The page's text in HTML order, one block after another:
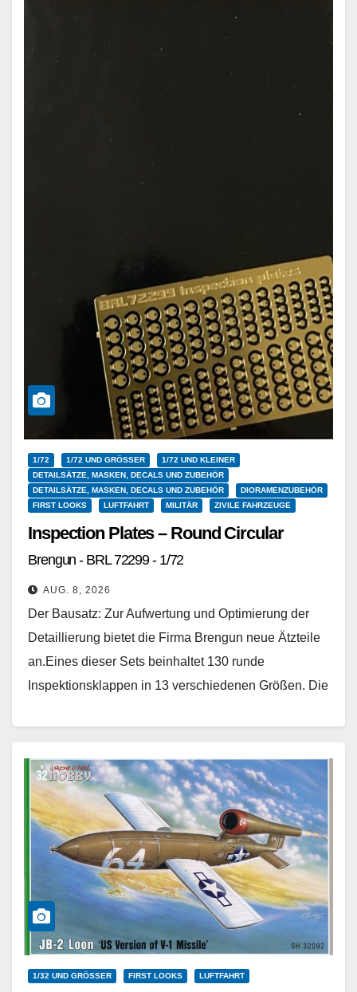
1/72 1/72 UND GRÖSSER
1/72 UND KLEINER
DETAILSÄTZE, MASKEN, DECALS UND ZUBEHÖR
DETAILSÄTZE, MASKEN, DECALS UND ZUBEHÖR
DIORAMENZUBEHÖR
FIRST LOOKS
LUFTFAHRT MILITÄR ZIVILE FAHRZEUGE
Inspection Plates – Round Circular
Brengun - BRL 72299 - 1/72
AUG. 8, 2026
Der Bausatz: Zur Aufwertung und Optimierung der
Detaillierung bietet die Firma Brengun neue Ätzteile
an.Eines dieser Sets beinhaltet 130 runde
Inspektionsklappen in 13 verschiedenen Größen. Die
1/32 UND GRÖSSER FIRST LOOKS LUFTFAHRT